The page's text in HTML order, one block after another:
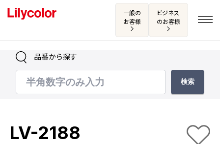
一般の
お客様
ビジネス
のお客様
ログイン・新規会員登録
お気に入り
品番から探す
LV-2188